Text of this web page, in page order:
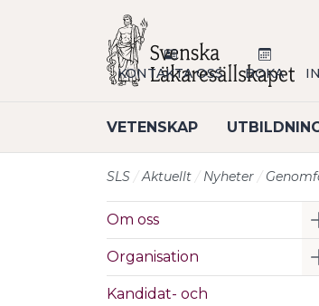
VETENSKAP
KONTAKTA OSS BOKA
SLS Aktuellt Nyheter
Om oss
Organisation
Kandidat- och